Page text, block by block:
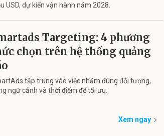
USD, dự kiến vận hành năm 2028.
Targeting: 4 phương
chọn trên hệ thống quảng
tập trung vào việc nhắm đúng đối tượng,
ngữ cảnh và thời điểm để tối ưu.
Xem ngay